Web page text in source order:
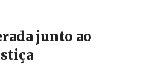
junto ao